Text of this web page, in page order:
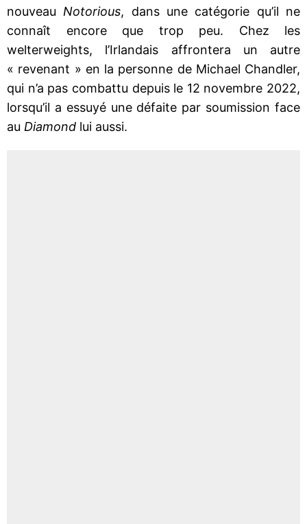
nouveau Notorious, dans une catégorie qu’il ne
connaît encore que trop peu. Chez les
welterweights, l’Irlandais affrontera un autre
« revenant » en la personne de Michael Chandler,
qui n’a pas combattu depuis le 12 novembre 2022,
lorsqu’il a essuyé une défaite par soumission face
au Diamond lui aussi.